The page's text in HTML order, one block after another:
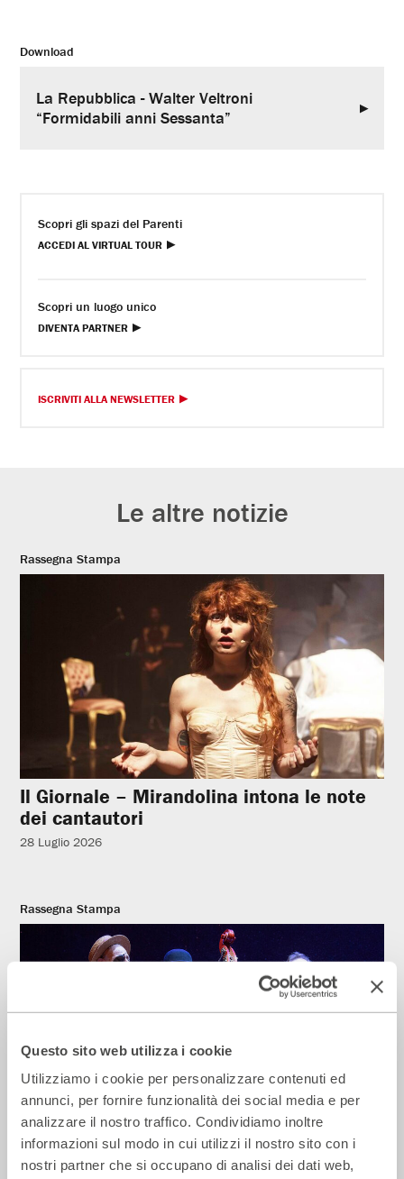
Questo sito web utilizza i cookie
Utilizziamo i cookie per personalizzare contenuti ed
annunci, per fornire funzionalità dei social media e per
analizzare il nostro traffico. Condividiamo inoltre
informazioni sul modo in cui utilizzi il nostro sito con i
nostri partner che si occupano di analisi dei dati web,
Download
La Repubblica - Walter Veltroni
“Formidabili anni Sessanta”
Scopri gli spazi del Parenti
ACCEDI AL VIRTUAL TOUR
Scopri un luogo unico
DIVENTA PARTNER
ISCRIVITI ALLA NEWSLETTER
Le altre notizie
Rassegna Stampa
Il Giornale – Mirandolina intona le note
dei cantautori
28 Luglio 2026
Rassegna Stampa
La Repubblica – In scena gli eroi di
strada secondo Raffaele Viviani